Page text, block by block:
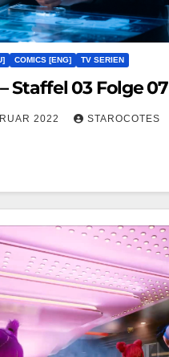
COMICS [ENG] TV SERIEN
Staffel 03 Folge 07
2022 STAROCOTES